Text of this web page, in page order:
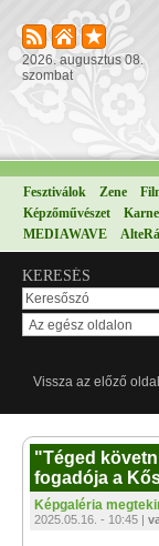
2026. augusztus 08.
szombat
Fesztiválok Zene
Képzőművészet
MEDIAWAVE
KERESÉS
Vissza az előző
"Téged
fogadója a
Képgaléria
2025.05.16. - 10:45 |